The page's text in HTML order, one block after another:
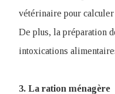
vétérinaire pour
De plus, la préparation
intoxications
3. La ration ménagère